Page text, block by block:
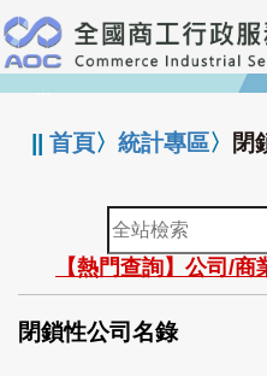
跳
到
主
要
:::
||首頁〉統計專區〉 閉
全
站
檢
索
【熱門查詢】公司/
閉鎖性公司名錄